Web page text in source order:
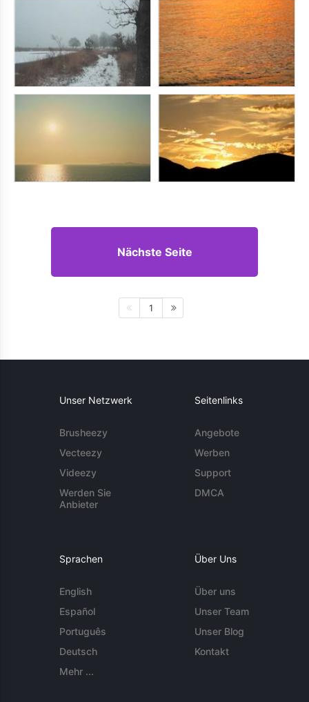
Nächste Seite
1
Unser Netzwerk
Brusheezy
Vecteezy
Videezy
Werden Sie
Anbieter
Seitenlinks
Angebote
Werben
Support
DMCA
Sprachen
English
Español
Português
Deutsch
Mehr ...
Über Uns
Über uns
Unser Team
Unser Blog
Kontakt